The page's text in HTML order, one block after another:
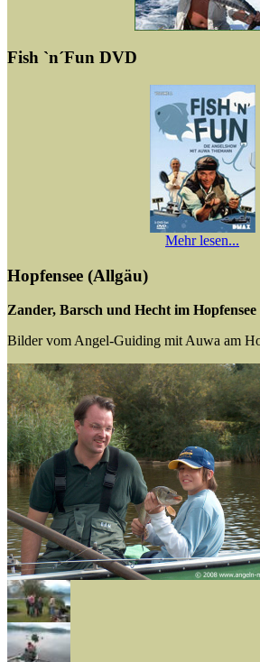
Fish `n´Fun DVD
Mehr lesen...
Hopfensee (Allgäu)
Zander, Barsch und Hecht im
Bilder vom Angel-Guiding mit Auwa am